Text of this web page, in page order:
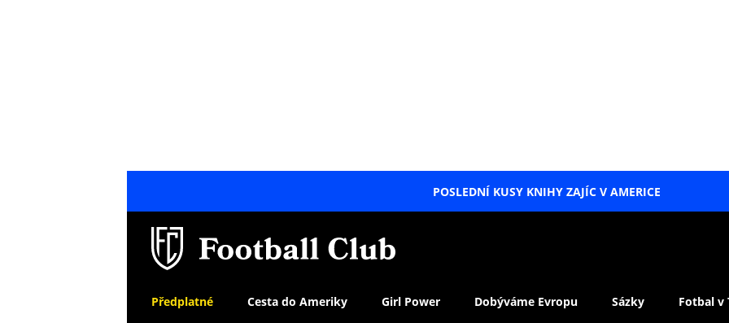
POSLEDNÍ KUSY KNIHY ZAJÍC V AMERICE
Předplatné Cesta do Ameriky Girl Power Dobýváme Evropu Sázky Fotbal v